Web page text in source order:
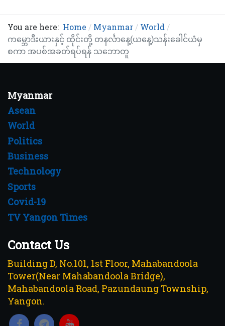
You are here: Home Myanmar
World
ကမ္ဘောဒီးယားနှင့် ထိုင်းတို့ တနင်္လာနေ့(ယနေ့)သန်းခေါင်ယံမှ
စကာ အပစ်အခတ်ရပ်ရန် သဘောတူ
Myanmar
Asean
World
Politics
Business
Technology
Sports
Covid-19
TV Yangon Times
Contact Us
Building D, No.101, 1st Floor, Mahabandoola
Tower(Near Mahabandoola Bridge),
Mahabandoola Road, Pazundaung Township,
Yangon.